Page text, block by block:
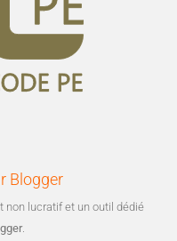
Blogger
non lucratif et un outil dédié
.